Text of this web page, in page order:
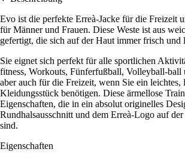
Evo ist die perfekte Erreà-Jacke für die Freizeit
für Männer und Frauen. Diese Weste ist aus
gefertigt, die sich auf der Haut immer frisch und
Sie eignet sich perfekt für alle sportlichen
fitness, Workouts, Fünferfußball, Volleyball-ball
aber auch für die Freizeit, wenn Sie ein leichtes,
Kleidungsstück benötigen. Diese ärmellose
Eigenschaften, die in ein absolut originelles
Rundhalsausschnitt und dem Erreà-Logo auf
sind.
Eigenschaften